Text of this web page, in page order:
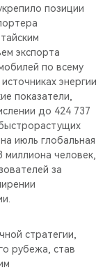
позиции
экспорта
по всему
энергии
показатели,
до 424 737
июль глобальная
миллиона человек,
за
стратегии,
рубежа, став